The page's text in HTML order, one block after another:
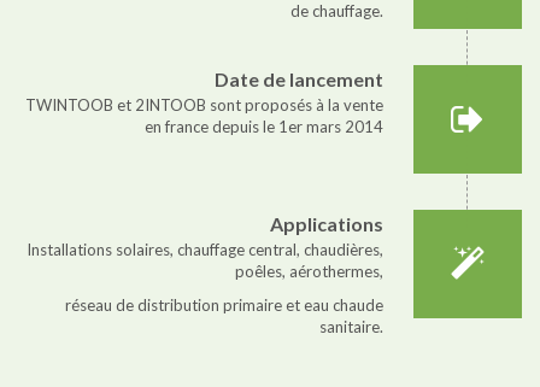
de chauffage.
Date de lancement
TWINTOOB et 2INTOOB sont proposés à la vente
en france depuis le 1er mars 2014
Applications
Installations solaires, chauffage central, chaudières,
poêles, aérothermes,
réseau de distribution primaire et eau chaude
sanitaire.